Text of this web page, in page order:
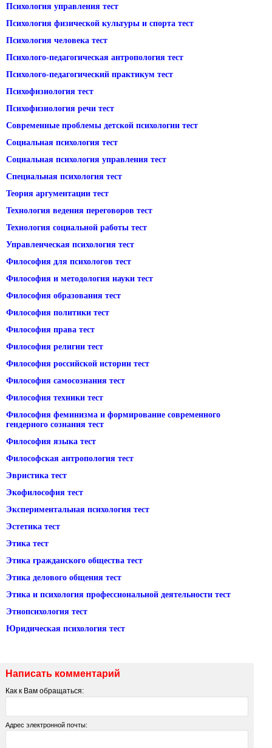
Психология управления тест
Психология физической культуры и спорта тест
Психология человека тест
Психолого-педагогическая антропология тест
Психолого-педагогический практикум тест
Психофизиология тест
Психофизиология речи тест
Современные проблемы детской психологии тест
Социальная психология тест
Социальная психология управления тест
Специальная психология тест
Теория аргументации тест
Технология ведения переговоров тест
Технология социальной работы тест
Управленческая психология тест
Философия для психологов тест
Философия и методология науки тест
Философия образования тест
Философия политики тест
Философия права тест
Философия религии тест
Философия российской истории тест
Философия самосознания тест
Философия техники тест
Философия феминизма и формирование современного
гендерного сознания тест
Философия языка тест
Философская антропология тест
Эвристика тест
Экофилософия тест
Экспериментальная психология тест
Эстетика тест
Этика тест
Этика гражданского общества тест
Этика делового общения тест
Этика и психология профессиональной деятельности тест
Этнопсихология тест
Юридическая психология тест
Написать комментарий
Как к Вам обращаться:
Адрес электронной почты: